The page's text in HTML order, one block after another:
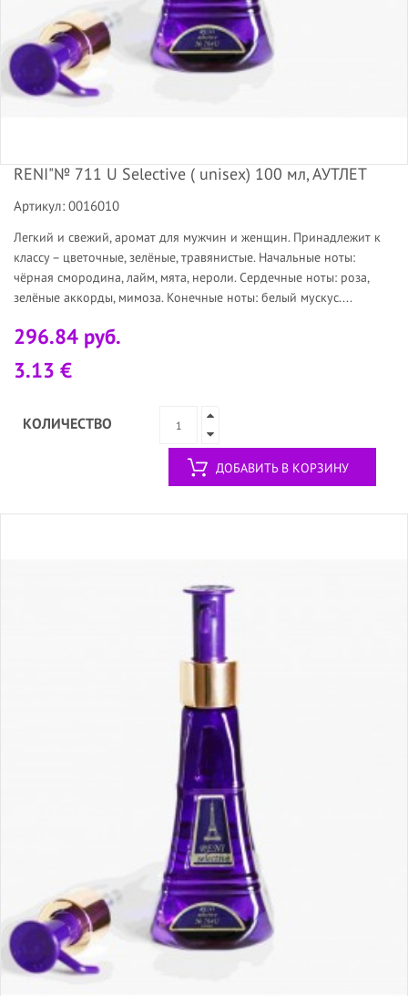
RENI"№ 711 U Selective ( unisex) 100 мл, АУТЛЕТ
Артикул: 0016010
Легкий и свежий, аромат для мужчин и женщин. Принадлежит к
классу – цветочные, зелёные, травянистые. Начальные ноты:
чёрная смородина, лайм, мята, нероли. Сердечные ноты: роза,
зелёные аккорды, мимоза. Конечные ноты: белый мускус....
296.84 руб.
3.13 €
КОЛИЧЕСТВО
ДОБАВИТЬ В КОРЗИНУ